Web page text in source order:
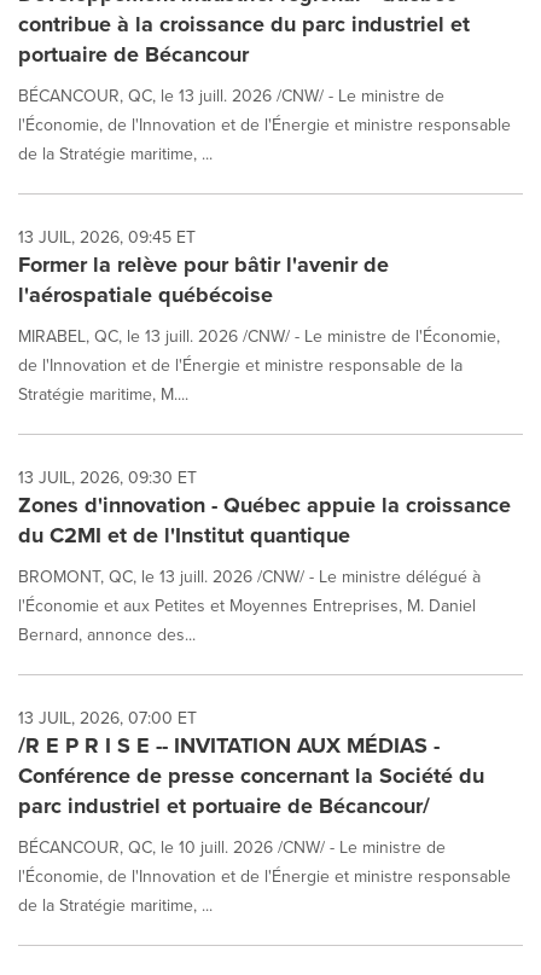
contribue à la croissance du parc industriel et
portuaire de Bécancour
BÉCANCOUR, QC, le 13 juill. 2026 /CNW/ - Le ministre de
l'Économie, de l'Innovation et de l'Énergie et ministre responsable
de la Stratégie maritime, ...
13 JUIL, 2026, 09:45 ET
Former la relève pour bâtir l'avenir de
l'aérospatiale québécoise
MIRABEL, QC, le 13 juill. 2026 /CNW/ - Le ministre de l'Économie,
de l'Innovation et de l'Énergie et ministre responsable de la
Stratégie maritime, M....
13 JUIL, 2026, 09:30 ET
Zones d'innovation - Québec appuie la croissance
du C2MI et de l'Institut quantique
BROMONT, QC, le 13 juill. 2026 /CNW/ - Le ministre délégué à
l'Économie et aux Petites et Moyennes Entreprises, M. Daniel
Bernard, annonce des...
13 JUIL, 2026, 07:00 ET
/R E P R I S E -- INVITATION AUX MÉDIAS -
Conférence de presse concernant la Société du
parc industriel et portuaire de Bécancour/
BÉCANCOUR, QC, le 10 juill. 2026 /CNW/ - Le ministre de
l'Économie, de l'Innovation et de l'Énergie et ministre responsable
de la Stratégie maritime, ...